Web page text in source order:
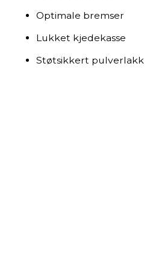
Optimale bremser
Lukket kjedekasse
Støtsikkert pulverlakk